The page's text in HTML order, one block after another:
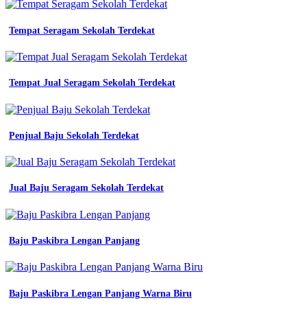
baju
kerja
muslimah
Baju
Kerja
Bank
batik
untuk
pabrik
pria
kerja
biru
kerja
Tempat Seragam Sekolah Terdekat
Tempat Jual Seragam Sekolah Terdekat
Penjual Baju Sekolah Terdekat
Jual Baju Seragam Sekolah Terdekat
Baju Paskibra Lengan Panjang
Baju Paskibra Lengan Panjang Warna Biru